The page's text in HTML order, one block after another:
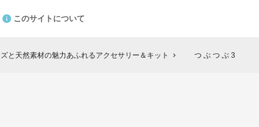
このサイトについて
と天然素材の魅力あふれるアクセサリー＆キット chevron_right つ ぶ つ ぶ 3